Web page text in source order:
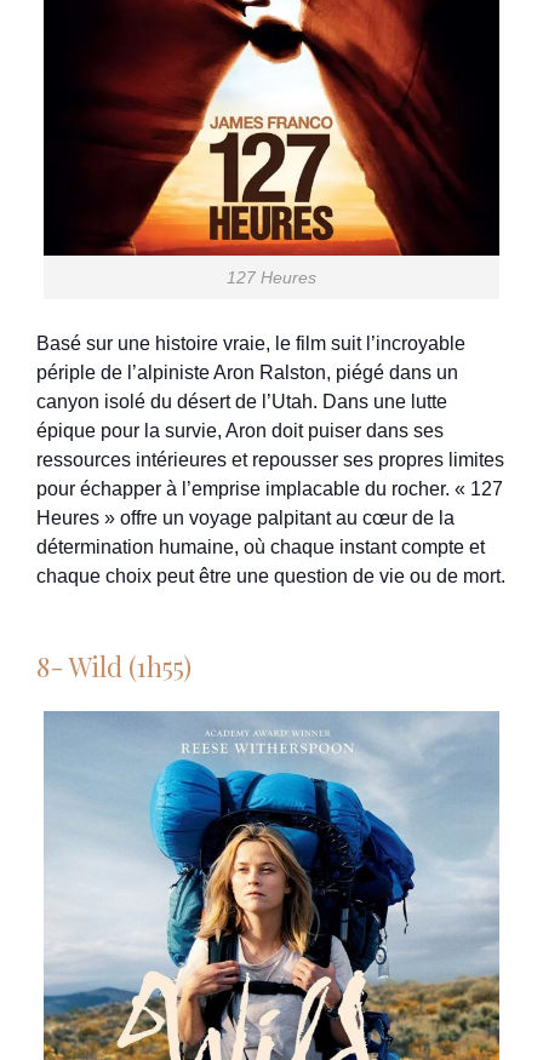
127 Heures
Basé sur une histoire vraie, le film suit l’incroyable
périple de l’alpiniste Aron Ralston, piégé dans un
canyon isolé du désert de l’Utah. Dans une lutte
épique pour la survie, Aron doit puiser dans ses
ressources intérieures et repousser ses propres limites
pour échapper à l’emprise implacable du rocher. « 127
Heures » offre un voyage palpitant au cœur de la
détermination humaine, où chaque instant compte et
chaque choix peut être une question de vie ou de mort.
8- Wild (1h55)